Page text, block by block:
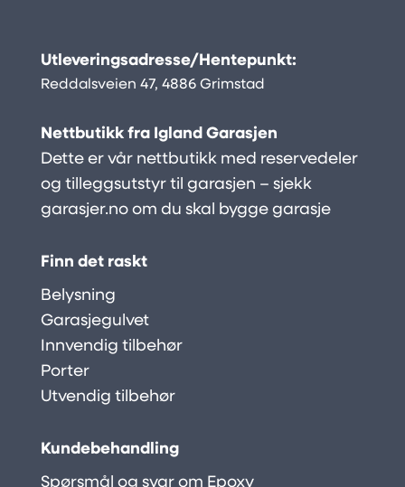
Utleveringsadresse/Hentepunkt:
Reddalsveien 47, 4886 Grimstad
Nettbutikk fra Igland Garasjen
Dette er vår nettbutikk med reservedeler
og tilleggsutstyr til garasjen – sjekk
garasjer.noom du skal bygge garasje
Finn det raskt
Belysning
Garasjegulvet
Innvendig tilbehør
Porter
Utvendig tilbehør
Kundebehandling
Spørsmål og svar om Epoxy